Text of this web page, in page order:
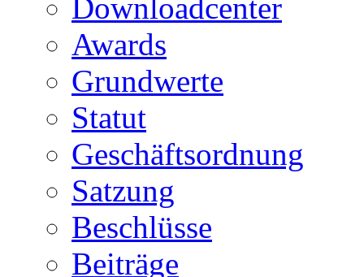
Downloadcenter
Awards
Grundwerte
Statut
Geschäftsordnung
Satzung
Beschlüsse
Beiträge